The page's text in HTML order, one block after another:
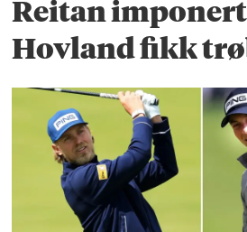
Reitan
Hovland fikk